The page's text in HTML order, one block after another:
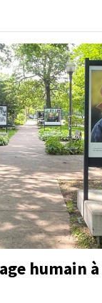
humain